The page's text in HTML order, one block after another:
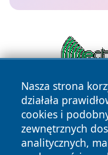
Nasza strona
działała
cookies i
zewnętrznych
analitycznych,